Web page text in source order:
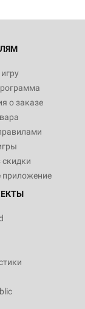
о заказе
скидки